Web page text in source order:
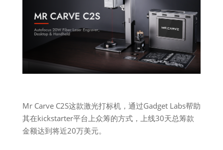
Mr Carve C2S这款激光打标机，通过Gadget Labs帮助
其在kickstarter平台上众筹的方式，上线30天总筹款
金额达到将近20万美元。